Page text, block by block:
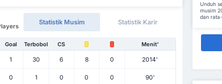
Statistik Musim Statistik Karir
Goal Terbobol CS Menit'
1 30 6 8 0 2014'
0 1 0 0 0 90'
Unduh
musim
dan